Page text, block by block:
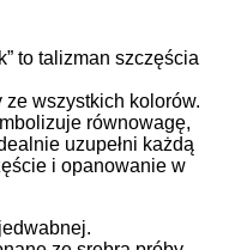
to talizman szczęścia
wszystkich kolorów.
równowagę,
uzupełni każdą
i opanowanie w